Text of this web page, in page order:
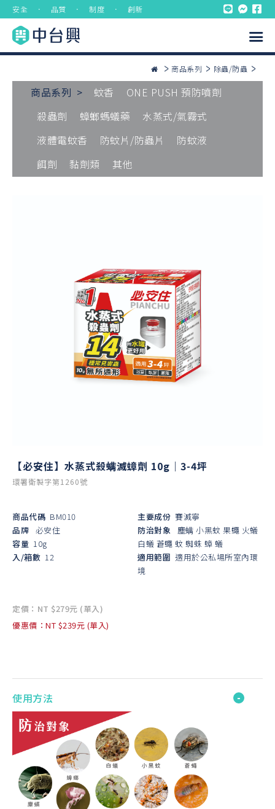
安全 ． 品質 ． 制度 ． 創新
商品系列 除蟲/防蟲
商品系列 > 蚊香
ONE PUSH 預防噴劑
殺蟲劑
蟑螂螞蟻藥
水蒸式/氣霧式
液體電蚊香
防蚊片/防蟲片
防蚊液
餌劑
黏劑類 其他
【必安住】水蒸式殺螨滅蟑劑 10g｜3-4坪
環署衛製字第1260號
商品代碼 BM010
品牌 必安住
容量 10g
入/箱數 12
主要成份 賽滅寧
防治對象
塵螨 小黑蚊 果蠅 火蟻
白蟻 蒼蠅 蚊 蜘蛛 蟑 蟻
適用範圍 適用於公私場所室內環
境
定價：NT $279元 (單入)
優惠價：NT $239元 (單入)
使用方法